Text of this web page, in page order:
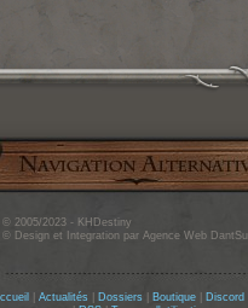
© 2005/2023 - KHDestiny
© Design et Integration par Agence Web DantSu
Actualités Dossiers| Boutique| Discord